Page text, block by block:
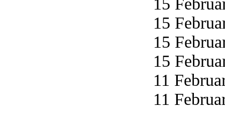
15
15
15
15
11
11